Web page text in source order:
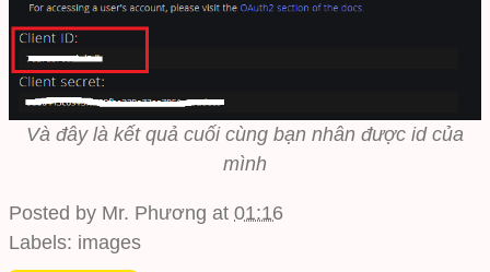
Và đây là kết quả cuối cùng bạn nhân được id của
mình
Posted by Mr. Phương at 01:16
Labels: images